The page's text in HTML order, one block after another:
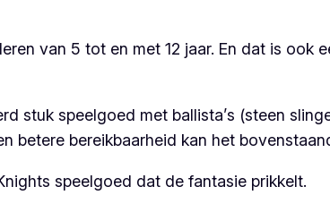
van 5 tot en met 12 jaar. En dat is ook
stuk speelgoed met ballista’s (steen
betere bereikbaarheid kan het
speelgoed dat de fantasie prikkelt.